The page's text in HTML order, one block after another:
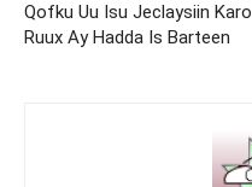
Qofku Uu Isu Jeclaysiin Karo
Ruux Ay Hadda Is Barteen